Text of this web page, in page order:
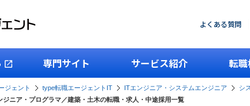
よくある質問
専門サイト サービス紹介 転
ジェント type転職エージェントIT ITエンジニア・システムエンジニア シ
ジニア・プログラマ／建築・土木の転職・求人・中途採用一覧